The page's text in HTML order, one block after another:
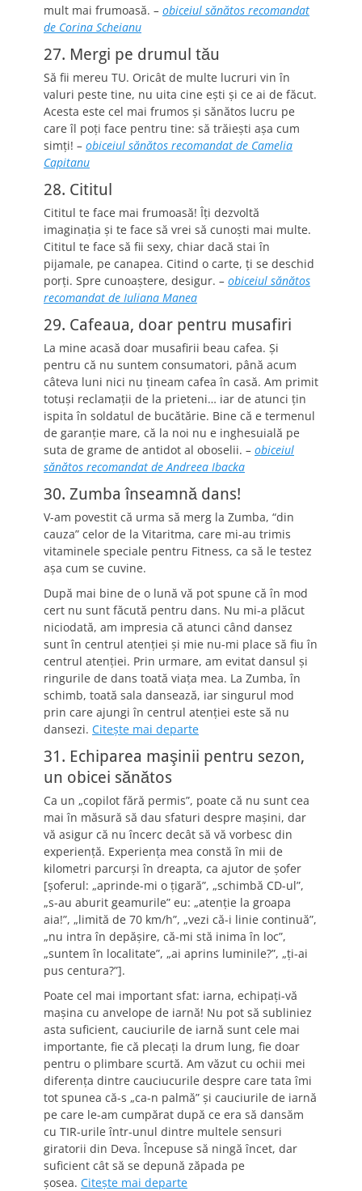
mult mai frumoasă. – obiceiul sănătos recomandat
de Corina Scheianu
27. Mergi pe drumul tău
Să fii mereu TU. Oricât de multe lucruri vin în
valuri peste tine, nu uita cine eşti şi ce ai de făcut.
Acesta este cel mai frumos şi sănătos lucru pe
care îl poţi face pentru tine: să trăieşti aşa cum
simţi! – obiceiul sănătos recomandat de Camelia
Capitanu
28. Cititul
Cititul te face mai frumoasă! Îţi dezvoltă
imaginaţia şi te face să vrei să cunoşti mai multe.
Cititul te face să fii sexy, chiar dacă stai în
pijamale, pe canapea. Citind o carte, ţi se deschid
porţi. Spre cunoaştere, desigur. – obiceiul sănătos
recomandat de Iuliana Manea
29. Cafeaua, doar pentru musafiri
La mine acasă doar musafirii beau cafea. Şi
pentru că nu suntem consumatori, până acum
câteva luni nici nu ţineam cafea în casă. Am primit
totuşi reclamaţii de la prieteni… iar de atunci ţin
ispita în soldatul de bucătărie. Bine că e termenul
de garanţie mare, că la noi nu e inghesuială pe
suta de grame de antidot al oboselii. – obiceiul
sănătos recomandat de Andreea Ibacka
30. Zumba înseamnă dans!
V-am povestit că urma să merg la Zumba, “din
cauza” celor de la Vitaritma, care mi-au trimis
vitaminele speciale pentru Fitness, ca să le testez
aşa cum se cuvine.
După mai bine de o lună vă pot spune că în mod
cert nu sunt făcută pentru dans. Nu mi-a plăcut
niciodată, am impresia că atunci când dansez
sunt în centrul atenţiei şi mie nu-mi place să fiu în
centrul atenţiei. Prin urmare, am evitat dansul şi
ringurile de dans toată viaţa mea. La Zumba, în
schimb, toată sala dansează, iar singurul mod
prin care ajungi în centrul atenţiei este să nu
dansezi. Citeşte mai departe
31. Echiparea maşinii pentru sezon,
un obicei sănătos
Ca un „copilot fără permis”, poate că nu sunt cea
mai în măsură să dau sfaturi despre maşini, dar
vă asigur că nu încerc decât să vă vorbesc din
experienţă. Experienţa mea constă în mii de
kilometri parcurşi în dreapta, ca ajutor de şofer
[şoferul: „aprinde-mi o ţigară”, „schimbă CD-ul”,
„s-au aburit geamurile” eu: „atenţie la groapa
aia!”, „limită de 70 km/h”, „vezi că-i linie continuă”,
„nu intra în depăşire, că-mi stă inima în loc”,
„suntem în localitate”, „ai aprins luminile?”, „ţi-ai
pus centura?”].
Poate cel mai important sfat: iarna, echipaţi-vă
maşina cu anvelope de iarnă! Nu pot să subliniez
asta suficient, cauciurile de iarnă sunt cele mai
importante, fie că plecaţi la drum lung, fie doar
pentru o plimbare scurtă. Am văzut cu ochii mei
diferenţa dintre cauciucurile despre care tata îmi
tot spunea că-s „ca-n palmă” şi cauciurile de iarnă
pe care le-am cumpărat după ce era să dansăm
cu TIR-urile într-unul dintre multele sensuri
giratorii din Deva. Începuse să ningă încet, dar
suficient cât să se depună zăpada pe
şosea. Citeşte mai departe